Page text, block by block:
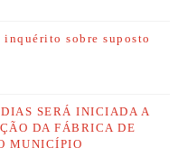
sobre suposto
SERÁ INICIADA A
DA FÁBRICA DE
MUNICÍPIO